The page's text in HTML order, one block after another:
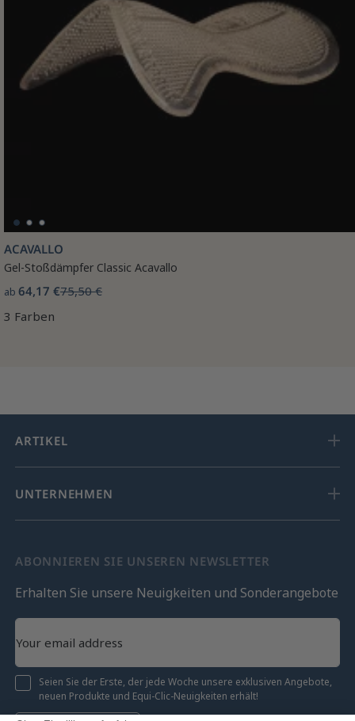
ACAVALLO
Gel-Stoßdämpfer Classic Acavallo
ab 64,17 €75,50 €
3 Farben
ARTIKEL
UNTERNEHMEN
ABONNIEREN SIE UNSEREN NEWSLETTER
Erhalten Sie unsere Neuigkeiten und Sonderangebote
Seien Sie der Erste, der jede Woche unsere exklusiven Angebote,
neuen Produkte und Equi-Clic-Neuigkeiten erhält!